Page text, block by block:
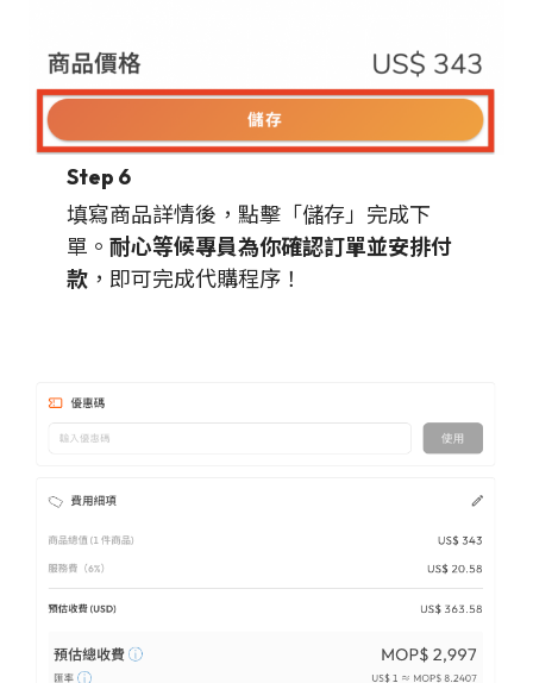
Step 6
填寫商品詳情後，點擊「儲存」完成下
單。 耐心等候專員為你確認訂單並安排付
款 ，即可完成代購程序！